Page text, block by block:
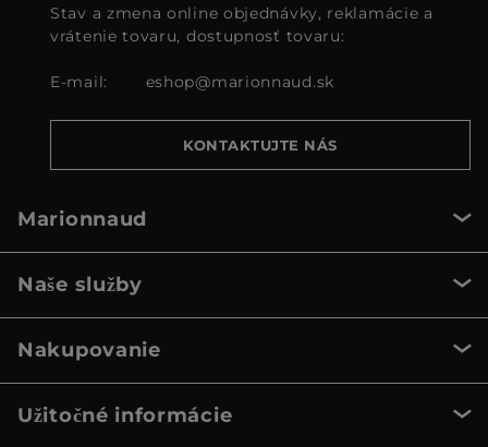
Stav a zmena online objednávky, reklamácie a
vrátenie tovaru, dostupnosť tovaru:
E-mail: eshop@marionnaud.sk
KONTAKTUJTE NÁS
Marionnaud
Naše služby
Nakupovanie
Užitočné informácie